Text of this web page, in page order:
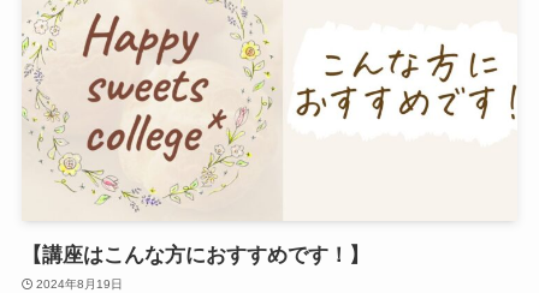
【講座はこんな方におすすめです！】
2024年8月19日